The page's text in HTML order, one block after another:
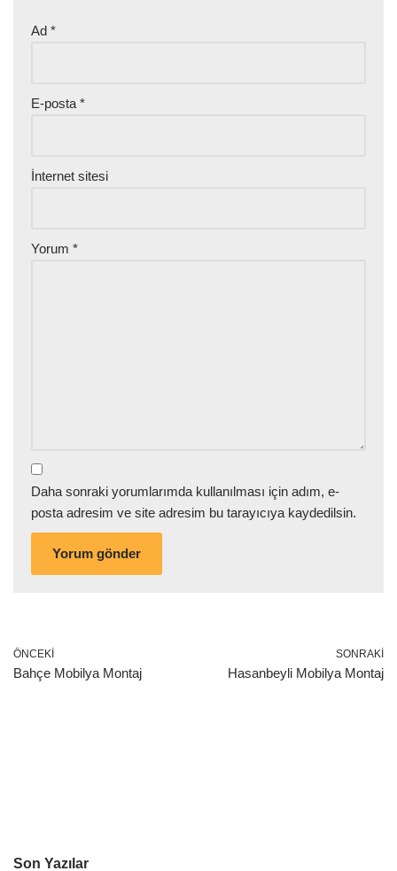
Ad *
E-posta *
İnternet sitesi
Yorum *
Daha sonraki yorumlarımda kullanılması için adım, e-
posta adresim ve site adresim bu tarayıcıya kaydedilsin.
ÖNCEKI
Bahçe Mobilya Montaj
SONRAKI
Hasanbeyli Mobilya Montaj
Son Yazılar